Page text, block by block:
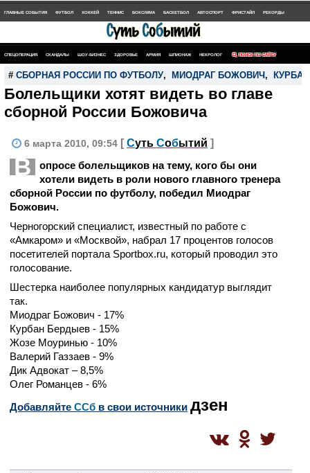
ГЛАВНЫЕ СОБЫТИЯ ФУТБОЛ ХОККЕЙ ТЕННИС БОКС/MMA БАСКЕТБОЛ АВТОСПОРТ ФРИСТАЙЛ РЕКОРДЫ
СПЕЦОПЕРАЦИЯ СКАНДАЛЫ ШОУ-БИЗНЕС ЗДОРОВЬЕ АРМИЯ ШПИОНАЖ НЕКРОЛОГ ПОИСК ПО САЙТУ
# СБОРНАЯ РОССИИ ПО ФУТБОЛУ, МИОДРАГ БОЖОВИЧ ,
Болельщики хотят видеть во главе
сборной России Божовича
6 марта 2010, 09:54 [ Суть Событий ]
В
опросе болельщиков на тему, кого бы они
хотели видеть в роли нового главного тренера
сборной России по футболу, победил Миодраг
Божович.
Черногорский специалист, известный по работе с
«Амкаром» и «Москвой», набрал 17 процентов голосов
посетителей портала Sportbox.ru, который проводил это
голосование.
Шестерка наиболее популярных кандидатур выглядит
так.
Миодраг Божович - 17%
Курбан Бердыев - 15%
Жозе Моуринью - 10%
Валерий Газзаев - 9%
Дик Адвокат – 8,5%
Олег Романцев - 6%
Добавляйте CСб в свои источники дзен